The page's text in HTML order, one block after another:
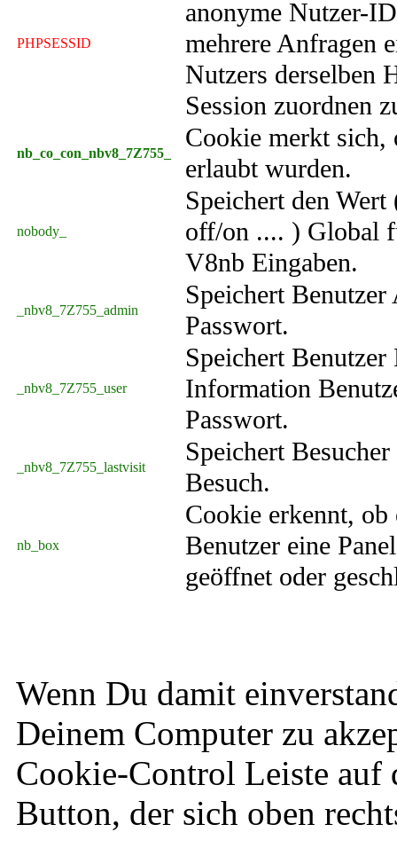
PHPSESSID
anonyme Nutzer-
mehrere Anfragen
Nutzers derselben
Session zuordnen
nb_co_con_nbv8_7Z755_
Cookie merkt sich,
erlaubt wurden.
nobody_
Speichert den Wert
off/on .... ) Global
V8nb Eingaben.
_nbv8_7Z755_admin
Speichert
Passwort.
_nbv8_7Z755_user
Speichert
Information
Passwort.
_nbv8_7Z755_lastvisit
Speichert
Besuch.
nb_box
Cookie erkennt, ob
Benutzer eine
geöffnet oder
Wenn Du damit
Deinem Computer zu
Cookie-Control Leiste auf
Button, der sich oben